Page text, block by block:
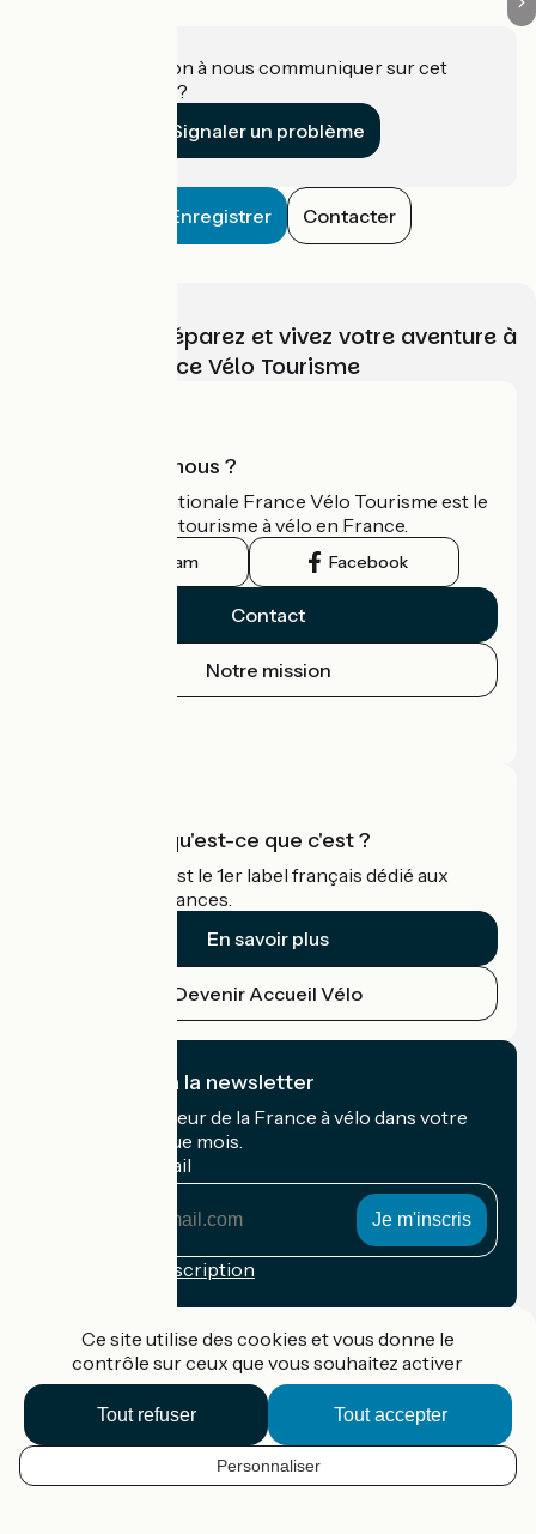
FR
Une information à nous communiquer sur cet
établissement ?
Signaler un problème
Enregistrer Contacter
Choisissez, préparez et vivez votre aventure à
vélo avec France Vélo Tourisme
Qui sommes-nous ?
L'association nationale France Vélo Tourisme est le
guide officiel du tourisme à vélo en France.
Instagram Facebook
Contact
Notre mission
Accueil Vélo qu'est-ce que c'est ?
Accueil Vélo c'est le 1er label français dédié aux
cyclistes en vacances.
En savoir plus
Devenir Accueil Vélo
Je m'abonne à la newsletter
Recevez le meilleur de la France à vélo dans votre
boîte mail chaque mois.
Mon adresse mail
Conditions d'inscription
Accueil Vélo Pro
Contact
Mentions légales
Ce site utilise des cookies et vous donne le
contrôle sur ceux que vous souhaitez activer
Tout accepter
Tout refuser
Personnaliser